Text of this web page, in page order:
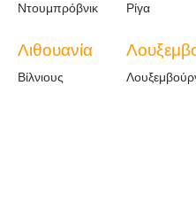
Ντουμπρόβνικ Ρίγα
Λιθουανία
Βίλνιους